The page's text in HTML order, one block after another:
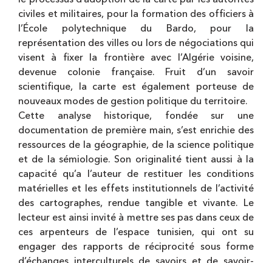
civiles et militaires, pour la formation des officiers à
l’École polytechnique du Bardo, pour la
représentation des villes ou lors de négociations qui
visent à fixer la frontière avec l’Algérie voisine,
devenue colonie française. Fruit d’un savoir
scientifique, la carte est également porteuse de
nouveaux modes de gestion politique du territoire.
Cette analyse historique, fondée sur une
documentation de première main, s’est enrichie des
ressources de la géographie, de la science politique
et de la sémiologie. Son originalité tient aussi à la
capacité qu’a l’auteur de restituer les conditions
matérielles et les effets institutionnels de l’activité
des cartographes, rendue tangible et vivante. Le
lecteur est ainsi invité à mettre ses pas dans ceux de
ces arpenteurs de l’espace tunisien, qui ont su
engager des rapports de réciprocité sous forme